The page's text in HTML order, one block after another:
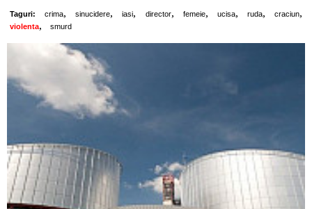
Taguri: crima, sinucidere, iasi, director, femeie, ucisa, ruda, craciun,
violenta, smurd